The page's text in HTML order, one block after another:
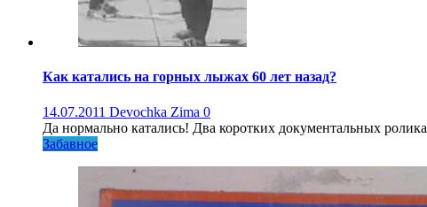
Как катались на горных лыжах 60 лет назад?
14.07.2011 Devochka Zima 0
Да нормально катались! Два коротких документальных
Забавное